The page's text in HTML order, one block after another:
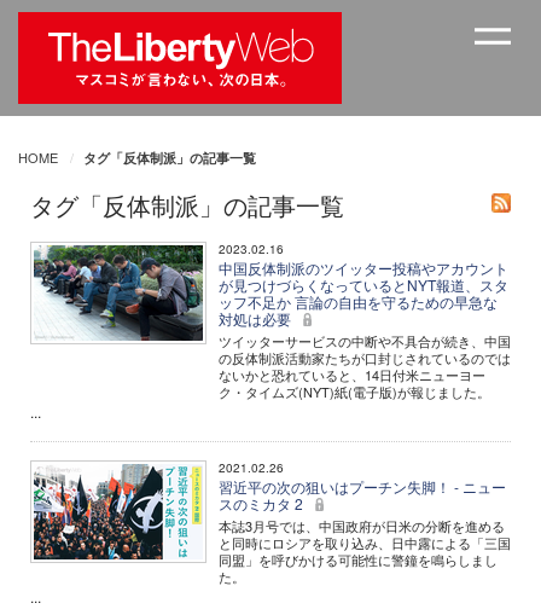
HOME タグ「反体制派」の記事一覧
タグ「反体制派」の記事一覧
2023.02.16
中国反体制派のツイッター投稿やアカウント
が見つけづらくなっているとNYT報道、スタ
ッフ不足か 言論の自由を守るための早急な
対処は必要
ツイッターサービスの中断や不具合が続き、中国
の反体制派活動家たちが口封じされているのでは
ないかと恐れていると、14日付米ニューヨー
ク・タイムズ(NYT)紙(電子版)が報じました。
...
2021.02.26
習近平の次の狙いはプーチン失脚！ - ニュー
スのミカタ 2
本誌3月号では、中国政府が日米の分断を進める
と同時にロシアを取り込み、日中露による「三国
同盟」を呼びかける可能性に警鐘を鳴らしまし
た。
...